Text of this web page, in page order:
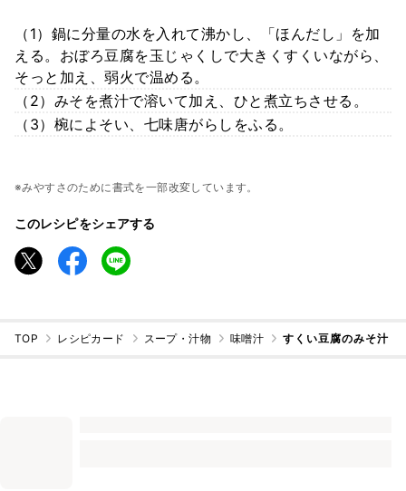
（1）鍋に分量の水を入れて沸かし、「ほんだし」を加
える。おぼろ豆腐を玉じゃくしで大きくすくいながら、
そっと加え、弱火で温める。
（2）みそを煮汁で溶いて加え、ひと煮立ちさせる。
（3）椀によそい、七味唐がらしをふる。
※みやすさのために書式を一部改変しています。
このレシピをシェアする
TOP レシピカード スープ・汁物 味噌汁 すくい豆腐のみそ汁